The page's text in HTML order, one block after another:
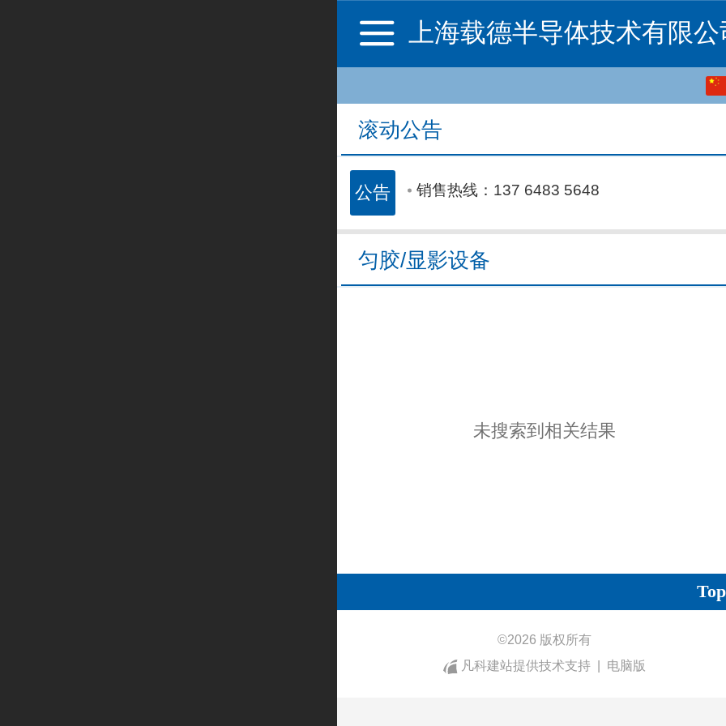
上海载德半导体技术有限
滚动公告销售热线：137 6483 5648
销售热线：137 6483 5648
销售热线：137 6483 5648
匀胶/显影设备
未搜索到相关结果
Top
©2026 版权所有
凡科建站提供技术支持
电脑版